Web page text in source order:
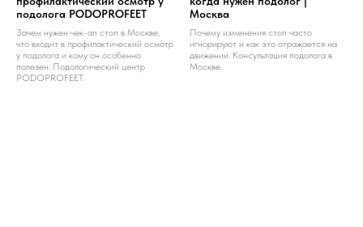
подолога PODOPROFEET
Зачем нужен чек-ап стоп в Москве,
что входит в профилактический осмотр
у подолога и кому он особенно
полезен. Подологический центр
PODOPROFEET.
Москва
Почему изменения стоп часто
игнорируют и как это отражается на
движении. Консультация подолога в
Москве.